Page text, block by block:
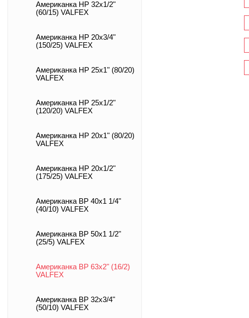
Американка НР 32х1/2"
(60/15) VALFEX
Американка НР 20х3/4"
(150/25) VALFEX
Американка НР 25х1" (80/20)
VALFEX
Американка НР 25х1/2"
(120/20) VALFEX
Американка НР 20х1" (80/20)
VALFEX
Американка НР 20х1/2"
(175/25) VALFEX
Американка ВР 40х1 1/4"
(40/10) VALFEX
Американка ВР 50х1 1/2"
(25/5) VALFEX
Американка ВР 63х2" (16/2)
VALFEX
Американка ВР 32х3/4"
(50/10) VALFEX